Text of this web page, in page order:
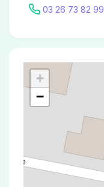
03 26 73 82 99
+
−